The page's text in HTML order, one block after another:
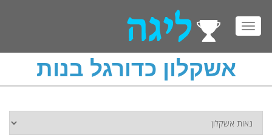
אשקלון כדורגל בנות